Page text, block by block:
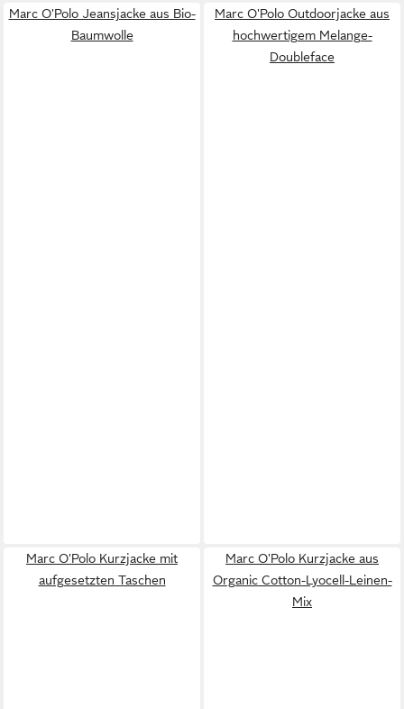
Marc O'Polo Jeansjacke aus Bio-
Baumwolle
Marc O'Polo Outdoorjacke aus
hochwertigem Melange-
Doubleface
Marc O'Polo Kurzjacke mit
aufgesetzten Taschen
Marc O'Polo Kurzjacke aus
Organic Cotton-Lyocell-Leinen-
Mix